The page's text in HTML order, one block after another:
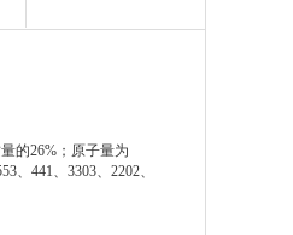
的26%；原子量为
、441、3303、2202、